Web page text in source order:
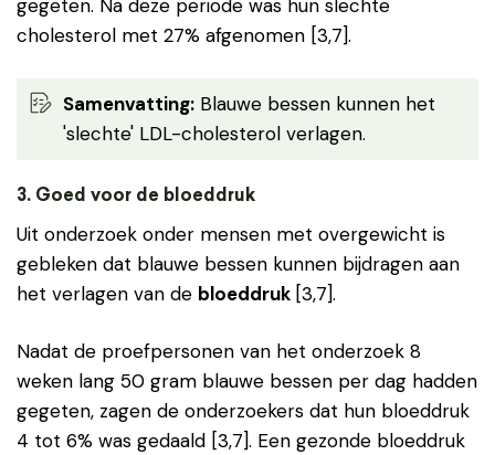
gegeten. Na deze periode was hun slechte
cholesterol met 27% afgenomen [3,7].
Samenvatting: Blauwe bessen kunnen het
'slechte' LDL-cholesterol verlagen.
3. Goed voor de bloeddruk
Uit onderzoek onder mensen met overgewicht is
gebleken dat blauwe bessen kunnen bijdragen aan
het verlagen van de bloeddruk [3,7].
Nadat de proefpersonen van het onderzoek 8
weken lang 50 gram blauwe bessen per dag hadden
gegeten, zagen de onderzoekers dat hun bloeddruk
4 tot 6% was gedaald [3,7]. Een gezonde bloeddruk